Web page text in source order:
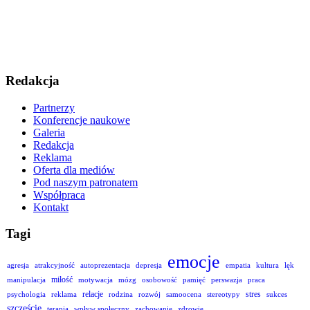
Redakcja
Partnerzy
Konferencje naukowe
Galeria
Redakcja
Reklama
Oferta dla mediów
Pod naszym patronatem
Współpraca
Kontakt
Tagi
agresja atrakcyjność autoprezentacja depresja emocje empatia kultura
lęk
manipulacja
miłość motywacja mózg osobowość pamięć perswazja
praca
psychologia
reklama relacje rodzina rozwój samoocena stereotypy stres sukces